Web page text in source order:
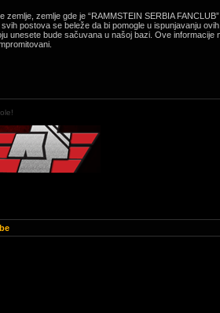
zemlje gde je “RAMMSTEIN SERBIA
postova se beleže da bi pomogle u ispunjavanju
unesete bude sačuvana u našoj bazi. Ove informacije